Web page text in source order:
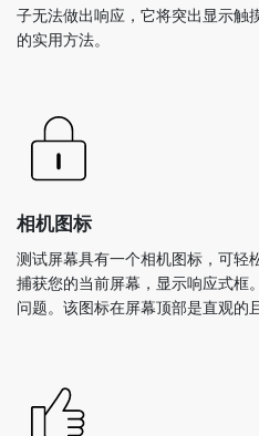
子无法做出响应，它将突出显示触
的实用方法。
相机图标
测试屏幕具有一个相机图标，可轻
捕获您的当前屏幕，显示响应式框
问题。该图标在屏幕顶部是直观的